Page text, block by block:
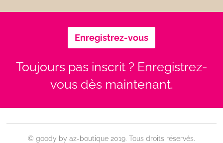
Enregistrez-vous
Toujours pas inscrit ? Enregistrez-
vous dès maintenant.
© goody by az-boutique 2019. Tous droits réservés.